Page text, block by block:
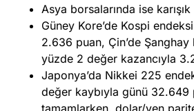
Asya borsalarında ise
Güney Kore’de Kospi
2.636 puan, Çin’de
yüzde 2 değer kazancıyla
Japonya’da Nikkei 225
değer kaybıyla günü 32.649
tamamlarken, dolar/yen